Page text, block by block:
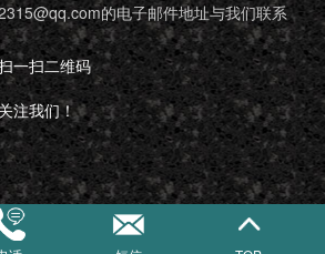
的电子邮件地址与我们联系
一扫二维码
注我们！